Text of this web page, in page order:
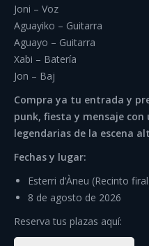
Joni – Voz
Aguayiko – Guitarra
Aguayo – Guitarra
Xabi – Batería
Jon – Baj
Compra ya tu entrada y
punk, fiesta y mensaje con
legendarias de la escena
Fechas y lugar:
Esterri d’Àneu (Recinto
8 de agosto de 2026
Reserva tus plazas aquí: